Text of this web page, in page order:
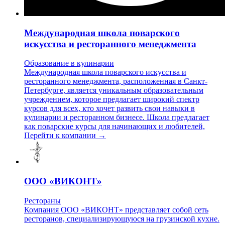
Международная школа поварского
искусства и ресторанного менеджмента
Образование в кулинарии
Международная школа поварского искусства и
ресторанного менеджмента, расположенная в Санкт-
Петербурге, является уникальным образовательным
учреждением, которое предлагает широкий спектр
курсов для всех, кто хочет развить свои навыки в
кулинарии и ресторанном бизнесе. Школа предлагает
как поварские курсы для начинающих и любителей,
Перейти к компании →
ООО «ВИКОНТ»
Рестораны
Компания ООО «ВИКОНТ» представляет собой сеть
ресторанов, специализирующуюся на грузинской кухне.